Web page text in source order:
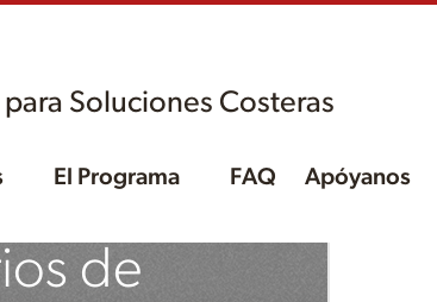
Soluciones Costeras
El Programa FAQ Apóyanos
los
de